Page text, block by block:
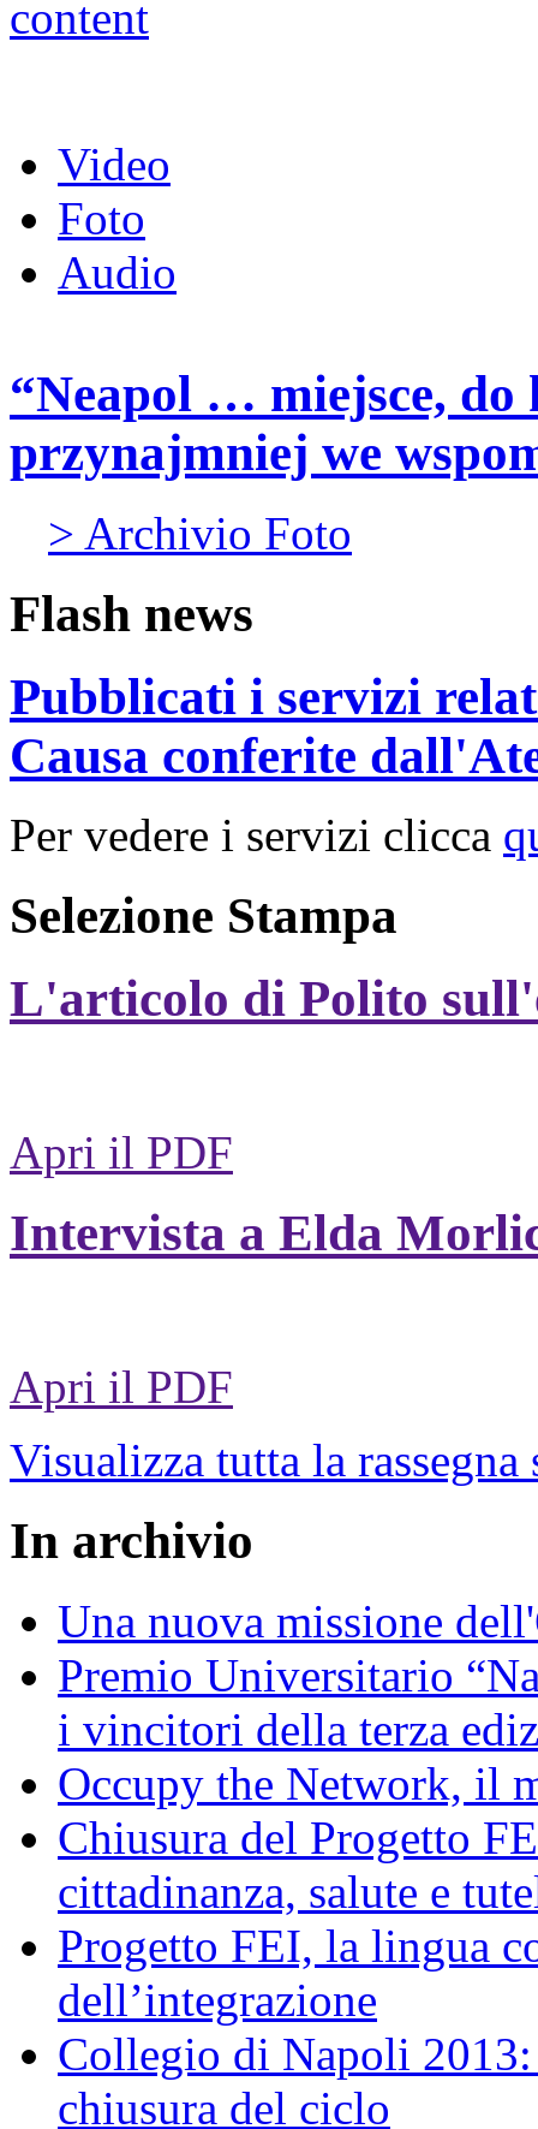
Video
Foto
Audio
“Neapol … miejsce, do
przynajmniej we
> Archivio Foto
Flash news
Pubblicati i servizi
Causa conferite
Per vedere i servizi clicca
Selezione Stampa
L'articolo di Polito
Apri il PDF
Intervista a Elda
Apri il PDF
Visualizza tutta la rassegna
In archivio
Una nuova missione
Premio Universitario
i vincitori della terza
Occupy the Network, il
Chiusura del Progetto
cittadinanza, salute e
Progetto FEI, la lingua
dell’integrazione
Collegio di Napoli
chiusura del ciclo